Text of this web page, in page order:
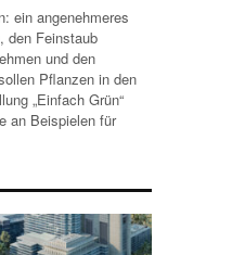
ein angenehmeres
den Feinstaub
und den
Pflanzen in den
„Einfach Grün“
an Beispielen für